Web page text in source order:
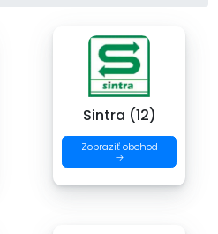
Sintra (12)
Zobraziť obchod
→